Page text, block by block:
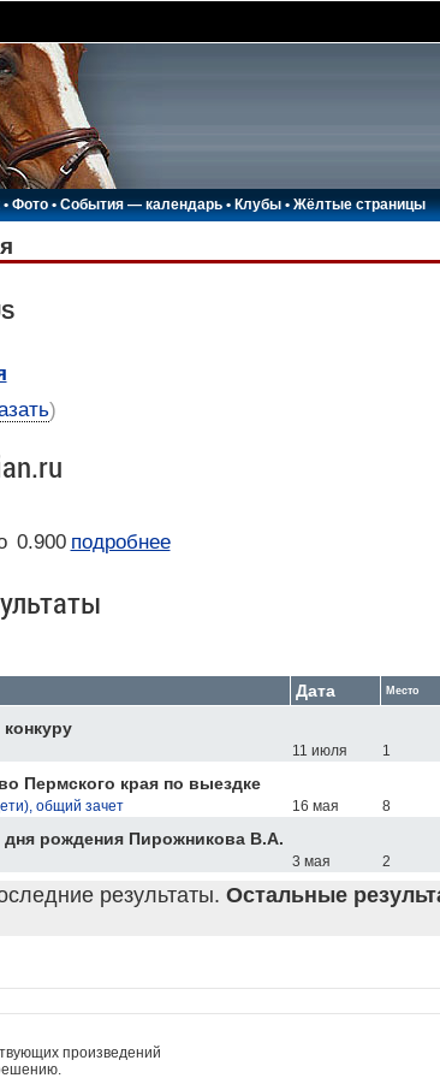
•Фото•События — календарь•Клубы •Жёлтые страницы
)
0.900 подробнее
Дата Место
11 июля 1
Пермского края по выездке
общий зачет 16 мая 8
дня рождения Пирожникова В.А.
3 мая 2
результаты. Остальные
произведений